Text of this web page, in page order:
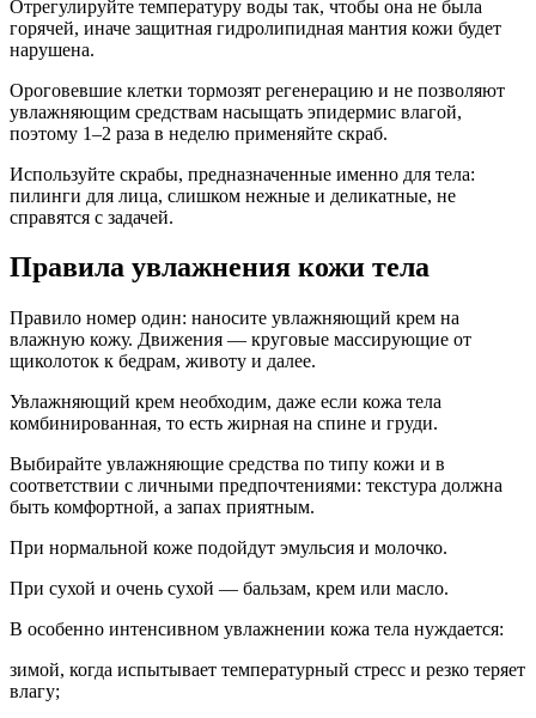
Отрегулируйте температуру воды так, чтобы она не была
горячей, иначе защитная гидролипидная мантия кожи будет
нарушена.
Ороговевшие клетки тормозят регенерацию и не позволяют
увлажняющим средствам насыщать эпидермис влагой,
поэтому 1–2 раза в неделю применяйте скраб.
Используйте скрабы, предназначенные именно для тела:
пилинги для лица, слишком нежные и деликатные, не
справятся с задачей.
Правила увлажнения кожи тела
Правило номер один: наносите увлажняющий крем на
влажную кожу. Движения — круговые массирующие от
щиколоток к бедрам, животу и далее.
Увлажняющий крем необходим, даже если кожа тела
комбинированная, то есть жирная на спине и груди.
Выбирайте увлажняющие средства по типу кожи и в
соответствии с личными предпочтениями: текстура должна
быть комфортной, а запах приятным.
При нормальной коже подойдут эмульсия и молочко.
При сухой и очень сухой — бальзам, крем или масло.
В особенно интенсивном увлажнении кожа тела нуждается:
зимой, когда испытывает температурный стресс и резко теряет
влагу;